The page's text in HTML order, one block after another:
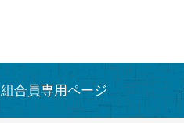
組合員専用ページ